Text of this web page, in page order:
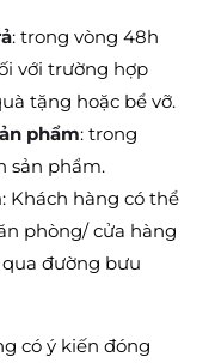
: trong vòng 48h
với trường hợp
tặng hoặc bể vỡ.
phẩm: trong
sản phẩm.
: Khách hàng có thể
phòng/ cửa hàng
đường bưu
có ý kiến đóng